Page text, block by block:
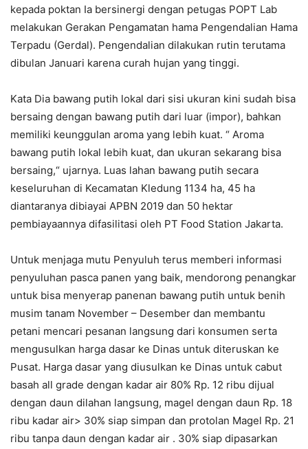
kepada poktan Ia bersinergi dengan petugas POPT Lab
melakukan Gerakan Pengamatan hama Pengendalian Hama
Terpadu (Gerdal). Pengendalian dilakukan rutin terutama
dibulan Januari karena curah hujan yang tinggi.
Kata Dia bawang putih lokal dari sisi ukuran kini sudah bisa
bersaing dengan bawang putih dari luar (impor), bahkan
memiliki keunggulan aroma yang lebih kuat. “ Aroma
bawang putih lokal lebih kuat, dan ukuran sekarang bisa
bersaing,“ ujarnya. Luas lahan bawang putih secara
keseluruhan di Kecamatan Kledung 1134 ha, 45 ha
diantaranya dibiayai APBN 2019 dan 50 hektar
pembiayaannya difasilitasi oleh PT Food Station Jakarta.
Untuk menjaga mutu Penyuluh terus memberi informasi
penyuluhan pasca panen yang baik, mendorong penangkar
untuk bisa menyerap panenan bawang putih untuk benih
musim tanam November – Desember dan membantu
petani mencari pesanan langsung dari konsumen serta
mengusulkan harga dasar ke Dinas untuk diteruskan ke
Pusat. Harga dasar yang diusulkan ke Dinas untuk cabut
basah all grade dengan kadar air 80% Rp. 12 ribu dijual
dengan daun dilahan langsung, magel dengan daun Rp. 18
ribu kadar air> 30% siap simpan dan protolan Magel Rp. 21
ribu tanpa daun dengan kadar air . 30% siap dipasarkan